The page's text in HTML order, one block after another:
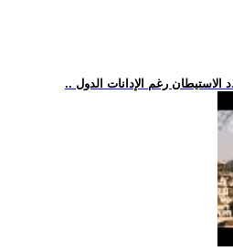
رغم الإدانات الدول